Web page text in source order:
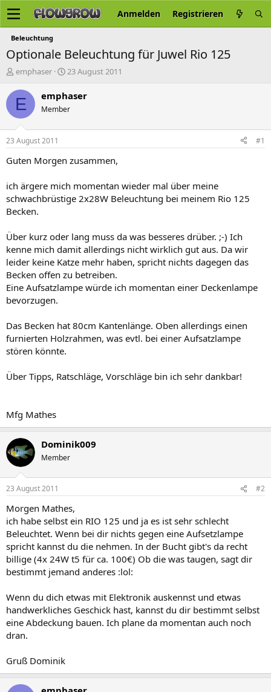
Anmelden Registrieren
Beleuchtung
Optionale Beleuchtung für Juwel Rio 125
E
s
e
r
emphaser
E
s
e
t
a
23 August 2011
E emphaser
Member
23 August 2011 #1
Guten Morgen zusammen,
ich ärgere mich momentan wieder mal über meine
schwachbrüstige 2x28W Beleuchtung bei meinem Rio 125
Becken.
Über kurz oder lang muss da was besseres drüber. ;-) Ich
kenne mich damit allerdings nicht wirklich gut aus. Da wir
leider keine Katze mehr haben, spricht nichts dagegen das
Becken offen zu betreiben.
Eine Aufsatzlampe würde ich momentan einer Deckenlampe
bevorzugen.
Das Becken hat 80cm Kantenlänge. Oben allerdings einen
furnierten Holzrahmen, was evtl. bei einer Aufsatzlampe
stören könnte.
Über Tipps, Ratschläge, Vorschläge bin ich sehr dankbar!
Mfg Mathes
Dominik009
Member
23 August 2011 #2
Morgen Mathes,
ich habe selbst ein RIO 125 und ja es ist sehr schlecht
Beleuchtet. Wenn bei dir nichts gegen eine Aufsetzlampe
spricht kannst du die nehmen. In der Bucht gibt's da recht
billige (4x 24W t5 für ca. 100€) Ob die was taugen, sagt dir
bestimmt jemand anderes :lol:
Wenn du dich etwas mit Elektronik auskennst und etwas
handwerkliches Geschick hast, kannst du dir bestimmt selbst
eine Abdeckung bauen. Ich plane da momentan auch noch
dran.
Gruß Dominik